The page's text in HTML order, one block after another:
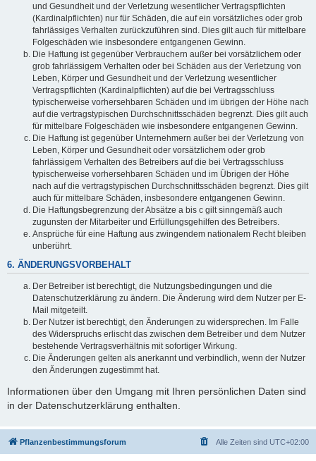
und Gesundheit und der Verletzung wesentlicher Vertragspflichten
(Kardinalpflichten) nur für Schäden, die auf ein vorsätzliches oder grob
fahrlässiges Verhalten zurückzuführen sind. Dies gilt auch für mittelbare
Folgeschäden wie insbesondere entgangenen Gewinn.
Die Haftung ist gegenüber Verbrauchern außer bei vorsätzlichem oder
grob fahrlässigem Verhalten oder bei Schäden aus der Verletzung von
Leben, Körper und Gesundheit und der Verletzung wesentlicher
Vertragspflichten (Kardinalpflichten) auf die bei Vertragsschluss
typischerweise vorhersehbaren Schäden und im übrigen der Höhe nach
auf die vertragstypischen Durchschnittsschäden begrenzt. Dies gilt auch
für mittelbare Folgeschäden wie insbesondere entgangenen Gewinn.
Die Haftung ist gegenüber Unternehmern außer bei der Verletzung von
Leben, Körper und Gesundheit oder vorsätzlichem oder grob
fahrlässigem Verhalten des Betreibers auf die bei Vertragsschluss
typischerweise vorhersehbaren Schäden und im Übrigen der Höhe
nach auf die vertragstypischen Durchschnittsschäden begrenzt. Dies gilt
auch für mittelbare Schäden, insbesondere entgangenen Gewinn.
Die Haftungsbegrenzung der Absätze a bis c gilt sinngemäß auch
zugunsten der Mitarbeiter und Erfüllungsgehilfen des Betreibers.
Ansprüche für eine Haftung aus zwingendem nationalem Recht bleiben
unberührt.
6. ÄNDERUNGSVORBEHALT
Der Betreiber ist berechtigt, die Nutzungsbedingungen und die
Datenschutzerklärung zu ändern. Die Änderung wird dem Nutzer per E-
Mail mitgeteilt.
Der Nutzer ist berechtigt, den Änderungen zu widersprechen. Im Falle
des Widerspruchs erlischt das zwischen dem Betreiber und dem Nutzer
bestehende Vertragsverhältnis mit sofortiger Wirkung.
Die Änderungen gelten als anerkannt und verbindlich, wenn der Nutzer
den Änderungen zugestimmt hat.
Informationen über den Umgang mit Ihren persönlichen Daten sind
in der Datenschutzerklärung enthalten.
Pflanzenbestimmungsforum Alle Zeiten sind UTC+02:00